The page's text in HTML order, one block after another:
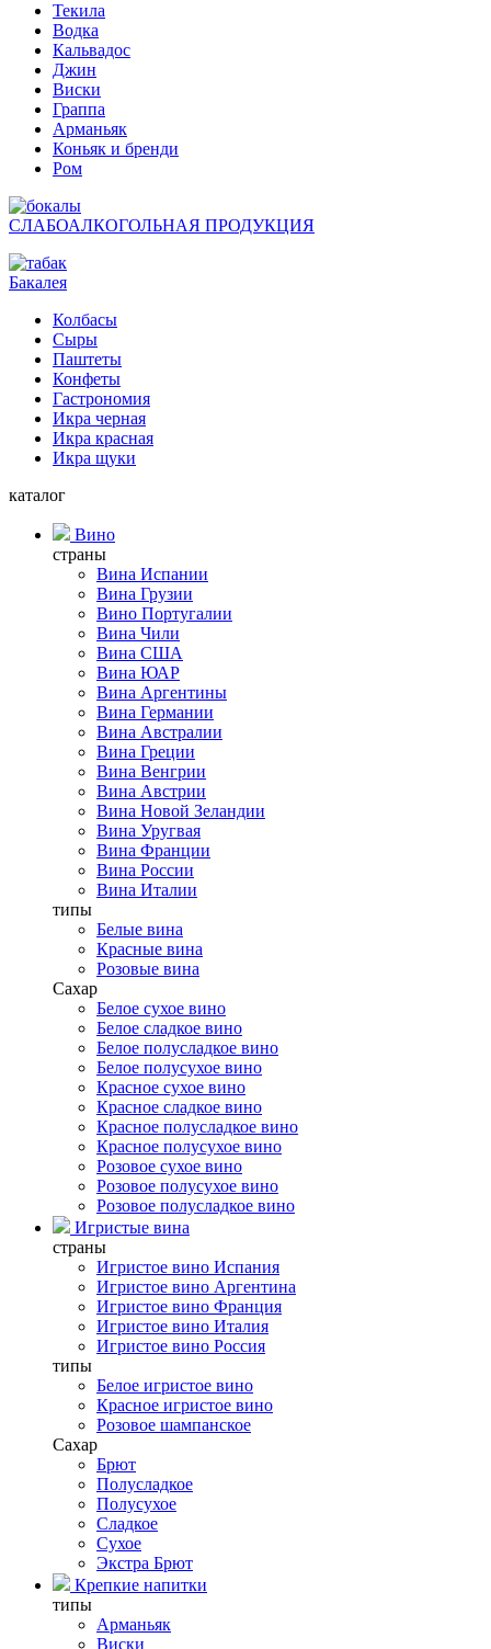
Текила
Водка
Кальвадос
Джин
Виски
Граппа
Арманьяк
Коньяк и бренди
Ром
СЛАБОАЛКОГОЛЬНАЯ ПРОДУКЦИЯ
Бакалея
Колбасы
Сыры
Паштеты
Конфеты
Гастрономия
Икра черная
Икра красная
Икра щуки
каталог
Вино
страны
Вина Испании
Вина Грузии
Вино Португалии
Вина Чили
Вина США
Вина ЮАР
Вина Аргентины
Вина Германии
Вина Австралии
Вина Греции
Вина Венгрии
Вина Австрии
Вина Новой Зеландии
Вина Уругвая
Вина Франции
Вина России
Вина Италии
типы
Белые вина
Красные вина
Розовые вина
Сахар
Белое сухое вино
Белое сладкое вино
Белое полусладкое вино
Белое полусухое вино
Красное сухое вино
Красное сладкое вино
Красное полусладкое вино
Красное полусухое вино
Розовое сухое вино
Розовое полусухое вино
Розовое полусладкое вино
Игристые вина
страны
Игристое вино Испания
Игристое вино Аргентина
Игристое вино Франция
Игристое вино Италия
Игристое вино Россия
типы
Белое игристое вино
Красное игристое вино
Розовое шампанское
Сахар
Брют
Полусладкое
Полусухое
Сладкое
Сухое
Экстра Брют
Крепкие напитки
типы
Арманьяк
Виски